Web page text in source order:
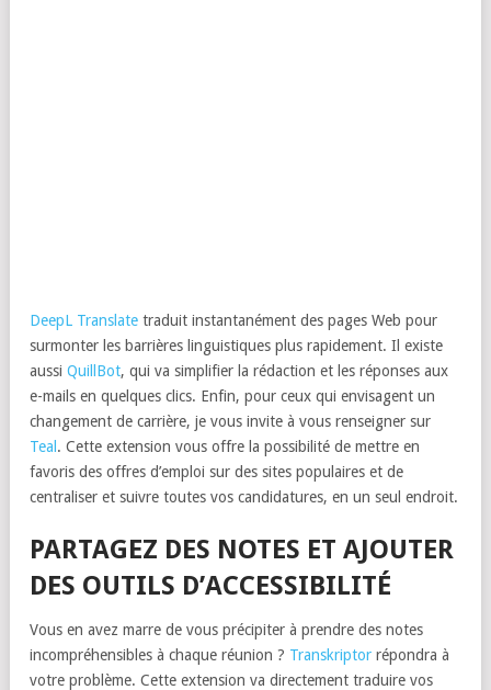
DeepL Translate traduit instantanément des pages Web pour
surmonter les barrières linguistiques plus rapidement. Il existe
aussi QuillBot, qui va simplifier la rédaction et les réponses aux
e-mails en quelques clics. Enfin, pour ceux qui envisagent un
changement de carrière, je vous invite à vous renseigner sur
Teal . Cette extension vous offre la possibilité de mettre en
favoris des offres d’emploi sur des sites populaires et de
centraliser et suivre toutes vos candidatures, en un seul endroit.
PARTAGEZ DES NOTES ET AJOUTER
DES OUTILS D’ACCESSIBILITÉ
Vous en avez marre de vous précipiter à prendre des notes
incompréhensibles à chaque réunion ? Transkriptor répondra à
votre problème. Cette extension va directement traduire vos